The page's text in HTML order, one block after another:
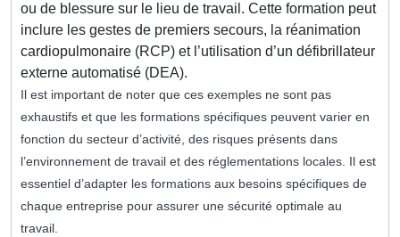
ou de blessure sur le lieu de travail. Cette formation peut
inclure les gestes de premiers secours, la réanimation
cardiopulmonaire (RCP) et l’utilisation d’un défibrillateur
externe automatisé (DEA).
Il est important de noter que ces exemples ne sont pas
exhaustifs et que les formations spécifiques peuvent varier en
fonction du secteur d’activité, des risques présents dans
l’environnement de travail et des réglementations locales. Il est
essentiel d’adapter les formations aux besoins spécifiques de
chaque entreprise pour assurer une sécurité optimale au
travail.